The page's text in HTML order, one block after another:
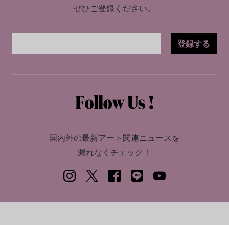
ぜひご登録ください。
登録する
国内外の最新アート関連ニュースを
漏れなくチェック！